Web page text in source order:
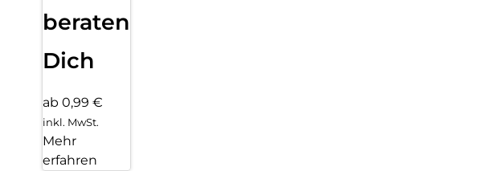
beraten
Dich
ab 0,99 €
inkl. MwSt.
Mehr
erfahren